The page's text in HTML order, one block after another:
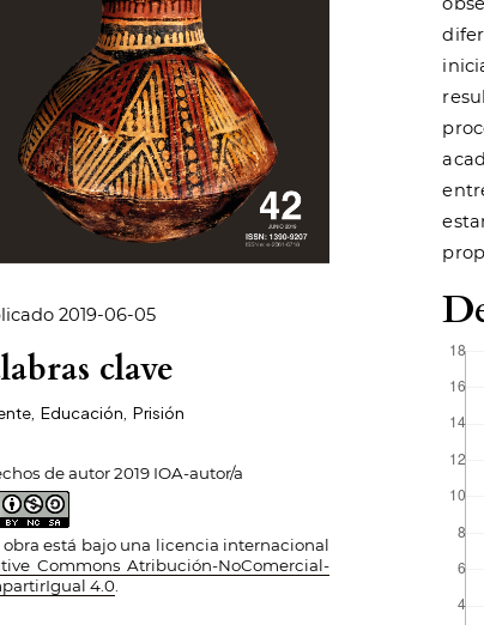
2019-06-05
clave
Educación Prisión
de autor 2019 IOA-autor/a
obra está bajo una licencia internacional
Commons Atribución-NoComercial-
4.0